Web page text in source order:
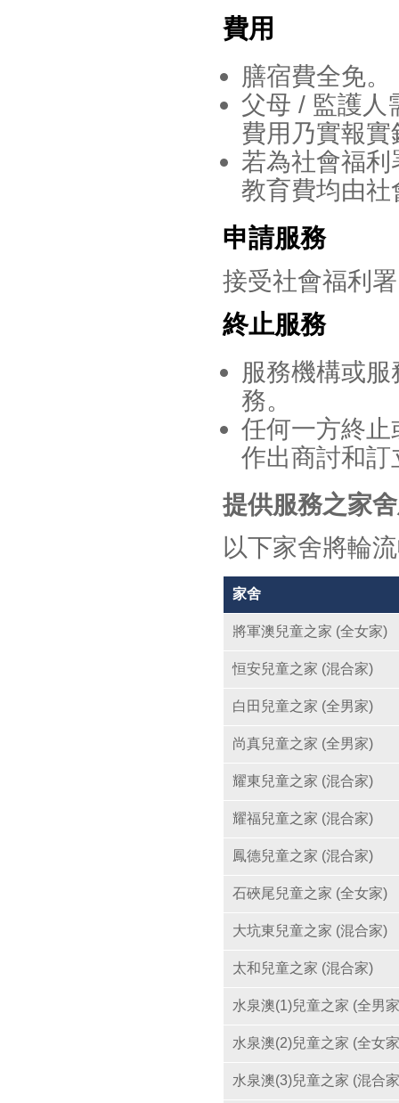
費用
膳宿費全免。
父母 / 監護人
費用乃實報實
若為社會福
教育費均由
申請服務
接受社會福利
終止服務
服務機構或
務。
任何一方終
作出商討和
提供服務之家
以下家舍將輪
家舍
將軍澳兒童之家 (全女家)
恒安兒童之家 (混合家)
白田兒童之家 (全男家)
尚真兒童之家 (全男家)
耀東兒童之家 (混合家)
耀福兒童之家 (混合家)
鳳德兒童之家 (混合家)
石硤尾兒童之家 (全女家)
大坑東兒童之家 (混合家)
太和兒童之家 (混合家)
水泉澳(1)兒童之家 (全男
水泉澳(2)兒童之家 (全女
水泉澳(3)兒童之家 (混合